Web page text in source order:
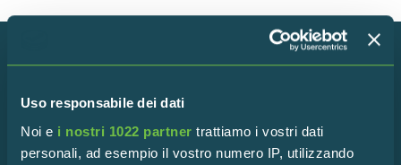
Uso responsabile dei dati
Noi e i nostri 1022 partner trattiamo i vostri dati
personali, ad esempio il vostro numero IP, utilizzando
Iscriviti alla newsletter!
Rimani in contatto con la Riserva per scoprire tutte le
ultime novità!